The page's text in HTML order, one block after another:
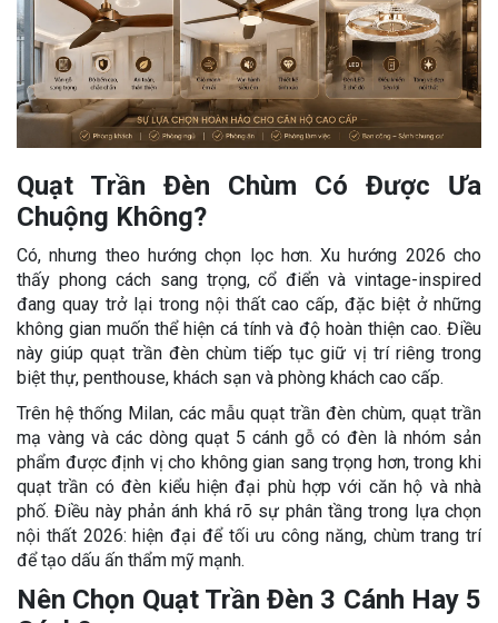
Quạt Trần Đèn Chùm Có Được Ưa
Chuộng Không?
Có, nhưng theo hướng chọn lọc hơn. Xu hướng 2026 cho
thấy phong cách sang trọng, cổ điển và vintage-inspired
đang quay trở lại trong nội thất cao cấp, đặc biệt ở những
không gian muốn thể hiện cá tính và độ hoàn thiện cao. Điều
này giúp quạt trần đèn chùm tiếp tục giữ vị trí riêng trong
biệt thự, penthouse, khách sạn và phòng khách cao cấp.
Trên hệ thống Milan, các mẫu quạt trần đèn chùm, quạt trần
mạ vàng và các dòng quạt 5 cánh gỗ có đèn là nhóm sản
phẩm được định vị cho không gian sang trọng hơn, trong khi
quạt trần có đèn kiểu hiện đại phù hợp với căn hộ và nhà
phố. Điều này phản ánh khá rõ sự phân tầng trong lựa chọn
nội thất 2026: hiện đại để tối ưu công năng, chùm trang trí
để tạo dấu ấn thẩm mỹ mạnh.
Nên Chọn Quạt Trần Đèn 3 Cánh Hay 5